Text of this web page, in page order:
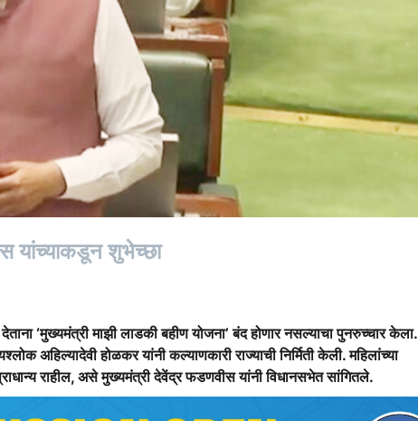
यांच्याकडून शुभेच्छा
‘मुख्यमंत्री माझी लाडकी बहीण योजना’ बंद होणार नसल्याचा पुनरुच्चार केला.
अहिल्यादेवी होळकर यांनी कल्याणकारी राज्याची निर्मिती केली. महिलांच्या
राहील, असे मुख्यमंत्री देवेंद्र फडणवीस यांनी विधानसभेत सांगितले.